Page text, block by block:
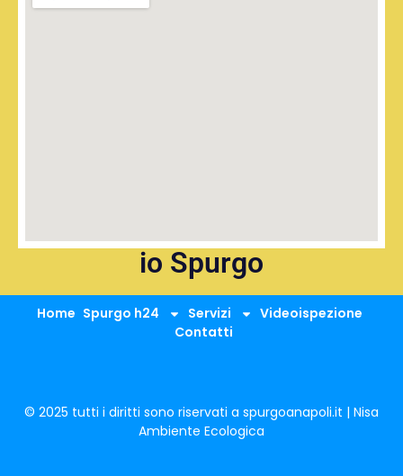
io Spurgo
Home Spurgo h24 Servizi
Videoispezione
Contatti
© 2025 tutti i diritti sono riservati a spurgoanapoli.it | Nisa
Ambiente Ecologica